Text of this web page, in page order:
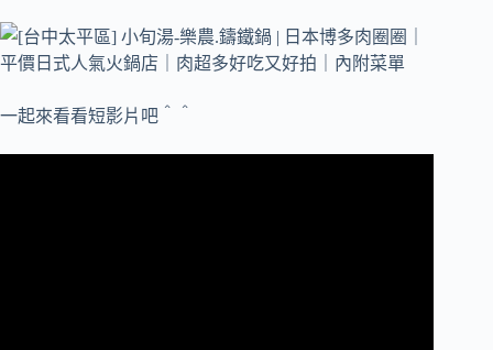
一起來看看短影片吧＾＾